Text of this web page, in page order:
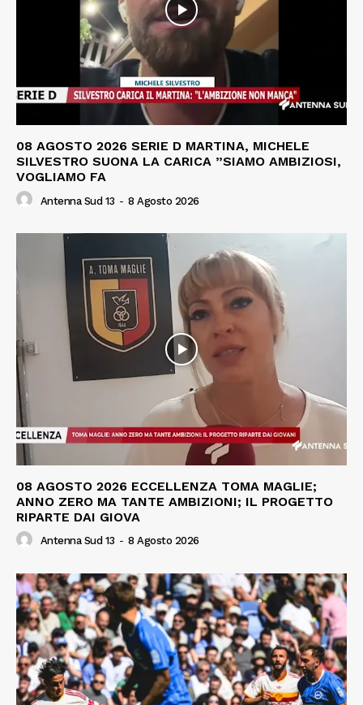
08 AGOSTO 2026 SERIE D MARTINA, MICHELE
SILVESTRO SUONA LA CARICA ”SIAMO AMBIZIOSI,
VOGLIAMO FA
Antenna Sud 13 - 8 Agosto 2026
08 AGOSTO 2026 ECCELLENZA TOMA MAGLIE;
ANNO ZERO MA TANTE AMBIZIONI; IL PROGETTO
RIPARTE DAI GIOVA
Antenna Sud 13 - 8 Agosto 2026